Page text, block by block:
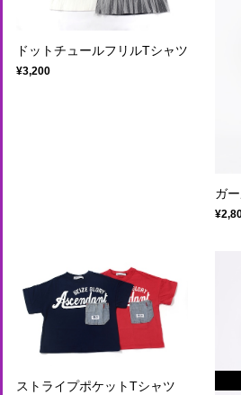
ドットチュールフリルTシャツ
¥3,200
ガ
ストライプポケットTシャツ